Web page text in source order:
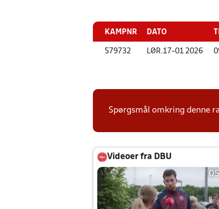
KAMPNR DATO
579732 LØR.17-01 2026
Spørgsmål omkring denne
Videoer fra DBU